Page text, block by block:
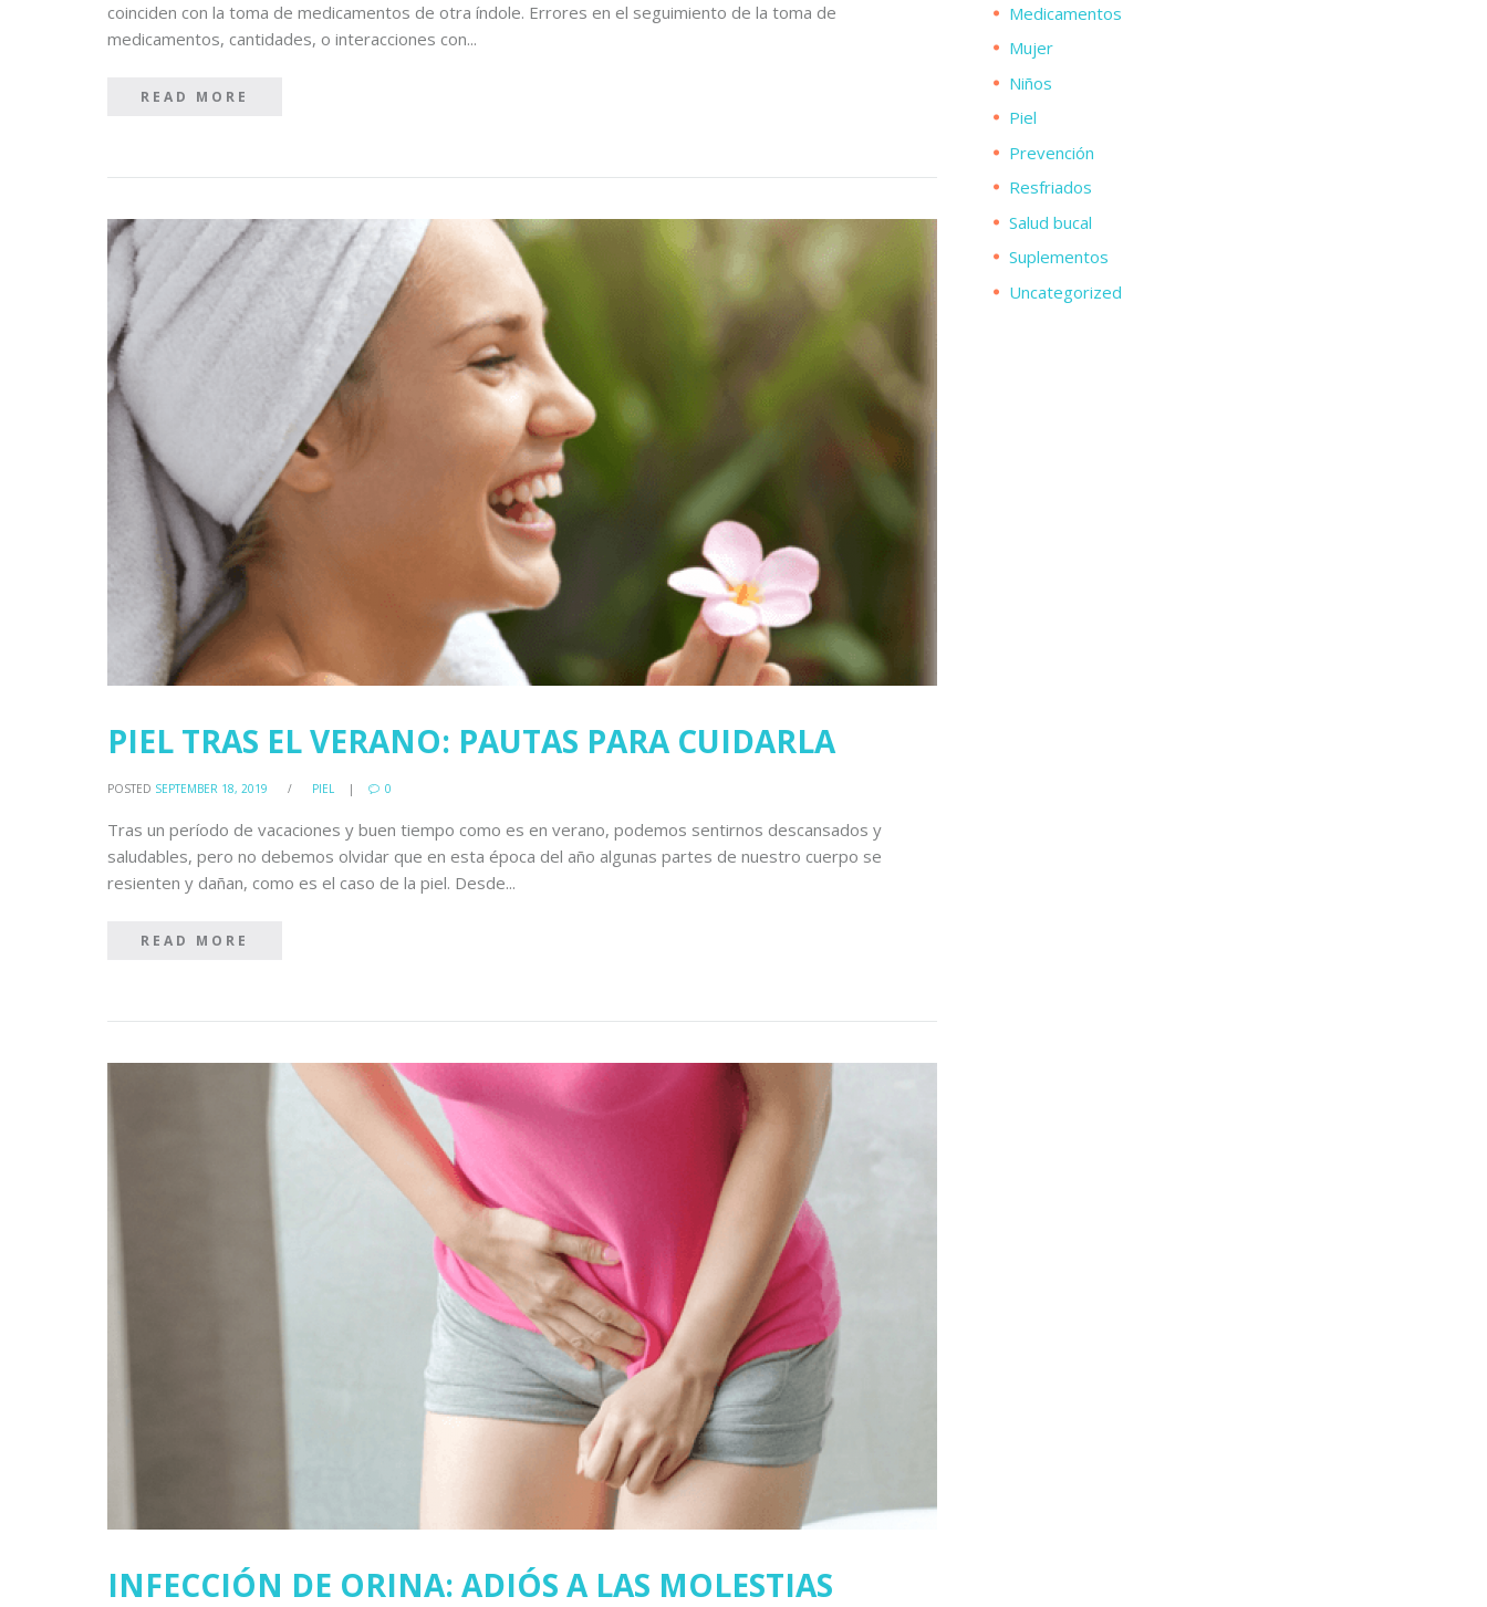
coinciden con la toma de medicamentos de otra índole. Errores en el seguimiento de la toma de
medicamentos, cantidades, o interacciones con...
READ MORE
PIEL TRAS EL VERANO: PAUTAS PARA CUIDARLA
POSTED SEPTEMBER 18, 2019 / PIEL 0
Tras un período de vacaciones y buen tiempo como es en verano, podemos sentirnos descansados y
saludables, pero no debemos olvidar que en esta época del año algunas partes de nuestro cuerpo se
resienten y dañan, como es el caso de la piel. Desde...
READ MORE
INFECCIÓN DE ORINA: ADIÓS A LAS MOLESTIAS
Medicamentos
Mujer
Niños
Piel
Prevención
Resfriados
Salud bucal
Suplementos
Uncategorized